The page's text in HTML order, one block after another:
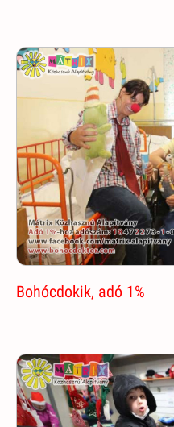
Bohócdokik, adó 1%